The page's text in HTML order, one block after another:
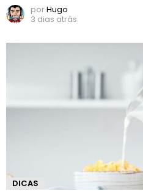
porHugo
3 dias atrás
DICAS